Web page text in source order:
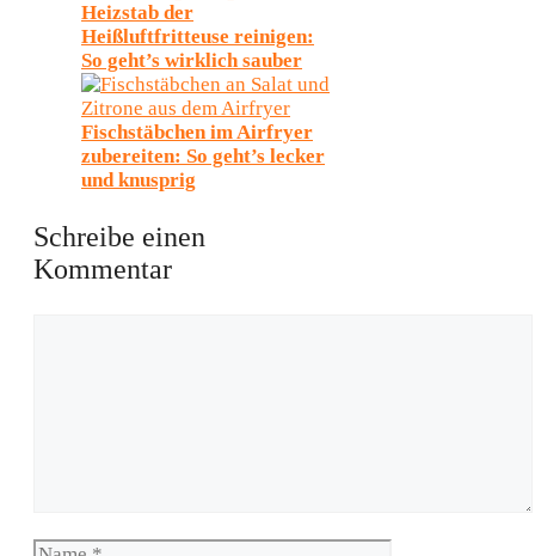
Heizstab der
Heißluftfritteuse reinigen:
So geht’s wirklich sauber
Fischstäbchen im Airfryer
zubereiten: So geht’s lecker
und knusprig
Schreibe einen
Kommentar
Name